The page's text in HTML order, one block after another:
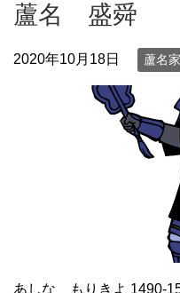
蘆名 盛舜
2020年10月18日 蘆名家
あしな もりきよ 1490-